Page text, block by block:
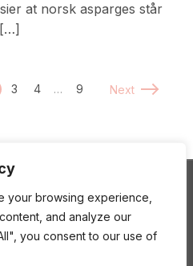
your browsing experience,
and analyze our
you consent to our use of
at norsk asparges står
3 4 … 9 Next
Mat